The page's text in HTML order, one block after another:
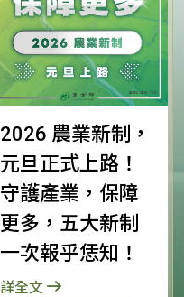
2026 農業新制，
元旦正式上路！
守護產業，保障
更多，五大新制
一次報乎恁知！
詳全文